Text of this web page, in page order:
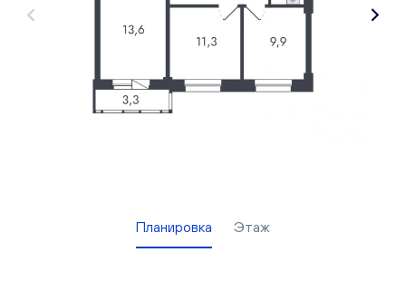
Вакансии
Офисы продаж
Планировка Этаж